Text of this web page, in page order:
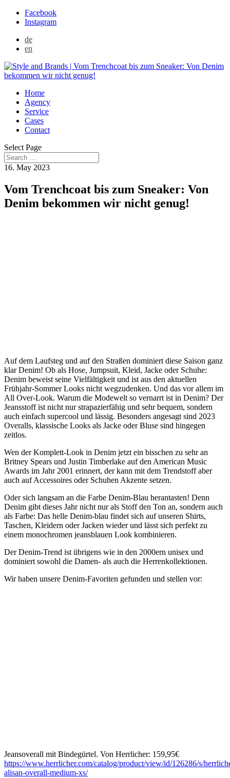
Facebook
Instagram
de
en
Home
Agency
Service
Cases
Contact
Select Page
16. May 2023
Vom Trenchcoat bis zum Sneaker: Von
Denim bekommen wir nicht genug!
Auf dem Laufsteg und auf den Straßen dominiert diese Saison ganz
klar Denim! Ob als Hose, Jumpsuit, Kleid, Jacke oder Schuhe:
Denim beweist seine Vielfältigkeit und ist aus den aktuellen
Frühjahr-Sommer Looks nicht wegzudenken. Und das vor allem im
All Over-Look. Warum die Modewelt so vernarrt ist in Denim? Der
Jeansstoff ist nicht nur strapazierfähig und sehr bequem, sondern
auch einfach supercool und lässig. Besonders angesagt sind 2023
Overalls, klassische Looks als Jacke oder Bluse sind hingegen
zeitlos.
Wen der Komplett-Look in Denim jetzt ein bisschen zu sehr an
Britney Spears und Justin Timberlake auf den American Music
Awards im Jahr 2001 erinnert, der kann mit dem Trendstoff aber
auch auf Accessoires oder Schuhen Akzente setzen.
Oder sich langsam an die Farbe Denim-Blau herantasten! Denn
Denim gibt dieses Jahr nicht nur als Stoff den Ton an, sondern auch
als Farbe: Das helle Denim-blau findet sich auf unseren Shirts,
Taschen, Kleidern oder Jacken wieder und lässt sich perfekt zu
einem monochromen jeansblauen Look kombinieren.
Der Denim-Trend ist übrigens wie in den 2000ern unisex und
dominiert sowohl die Damen- als auch die Herrenkollektionen.
Wir haben unsere Denim-Favoriten gefunden und stellen vor:
Jeansoverall mit Bindegürtel. Von Herrlicher: 159,95€
https://www.herrlicher.com/catalog/product/view/id/126286/s/
alisan-overall-medium-xs/